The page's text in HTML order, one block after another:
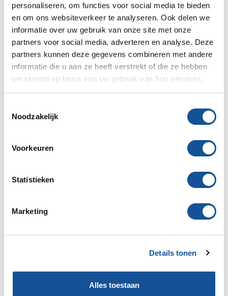
personaliseren, om functies voor social media te bieden
en om ons websiteverkeer te analyseren. Ook delen we
informatie over uw gebruik van onze site met onze
partners voor social media, adverteren en analyse. Deze
partners kunnen deze gegevens combineren met andere
informatie die u aan ze heeft verstrekt of die ze hebben
verzameld op basis van uw gebruik van hun services.
Noodzakelijk
Voorkeuren
Statistieken
Marketing
Details tonen
Alles toestaan
Verhuurlocaties
Drachten
Emmeloord
Franeker
Leeuwarden
Schagen
Zwaagdijk